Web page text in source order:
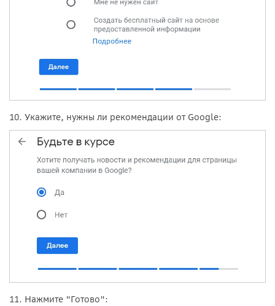
10. Укажите, нужны ли рекомендации от Google:
11. Нажмите "Готово":